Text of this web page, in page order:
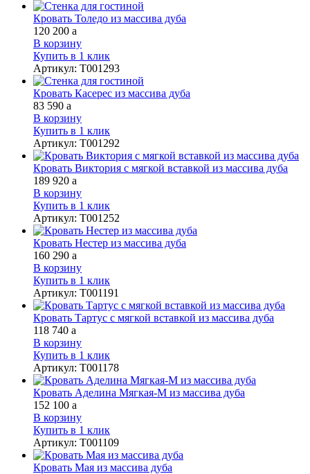
Кровать Толедо из массива дуба
120 200 a
В корзину
Купить в 1 клик
Артикул: Т001293
Кровать Касерес из массива дуба
83 590 a
В корзину
Купить в 1 клик
Артикул: Т001292
Кровать Виктория с мягкой вставкой из массива дуба
189 920 a
В корзину
Купить в 1 клик
Артикул: Т001252
Кровать Нестер из массива дуба
160 290 a
В корзину
Купить в 1 клик
Артикул: Т001191
Кровать Тартус с мягкой вcтавкой из массива дуба
118 740 a
В корзину
Купить в 1 клик
Артикул: Т001178
Кровать Аделина Мягкая-М из массива дуба
152 100 a
В корзину
Купить в 1 клик
Артикул: Т001109
Кровать Мая из массива дуба